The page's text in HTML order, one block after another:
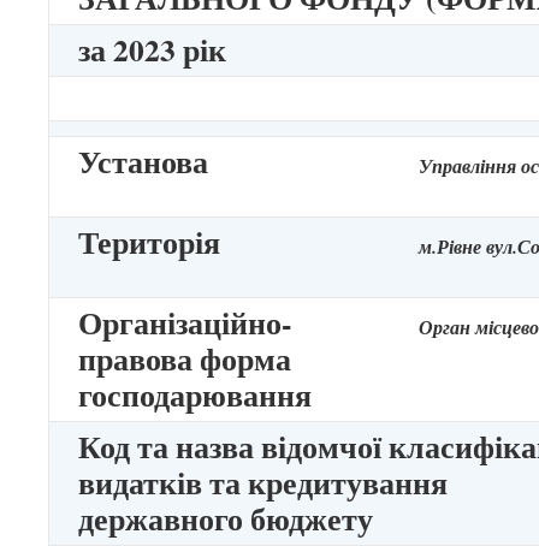
за 2023 рік
Установа Управління
Територія м.Рівне
Організаційно-
правова форма
господарювання
Орган
Код та назва відомчої
видатків та кредитування
державного бюджету